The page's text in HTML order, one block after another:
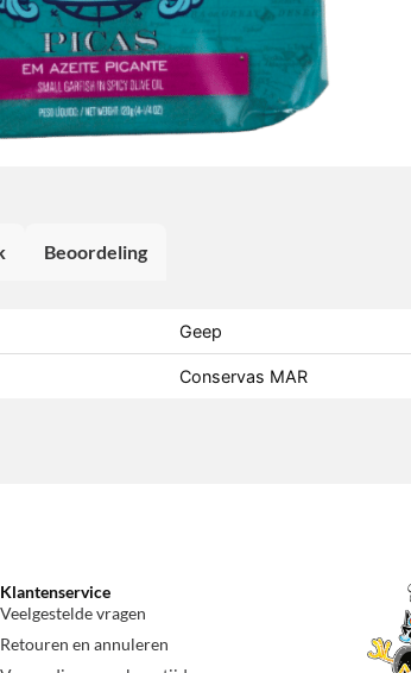
Beoordeling
Geep
Conservas MAR
Klantenservice
Veelgestelde vragen
Retouren en annuleren